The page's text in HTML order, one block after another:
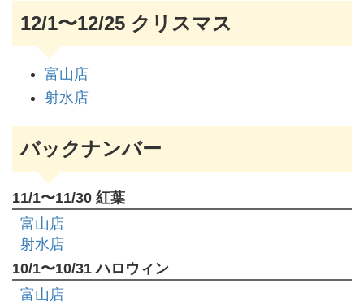
12/1〜12/25 クリスマス
富山店
射水店
バックナンバー
11/1〜11/30 紅葉
富山店
射水店
10/1〜10/31 ハロウィン
富山店